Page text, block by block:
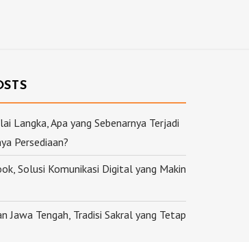
Langka, Apa yang Sebenarnya Terjadi
Persediaan?
Solusi Komunikasi Digital yang Makin
Jawa Tengah, Tradisi Sakral yang Tetap